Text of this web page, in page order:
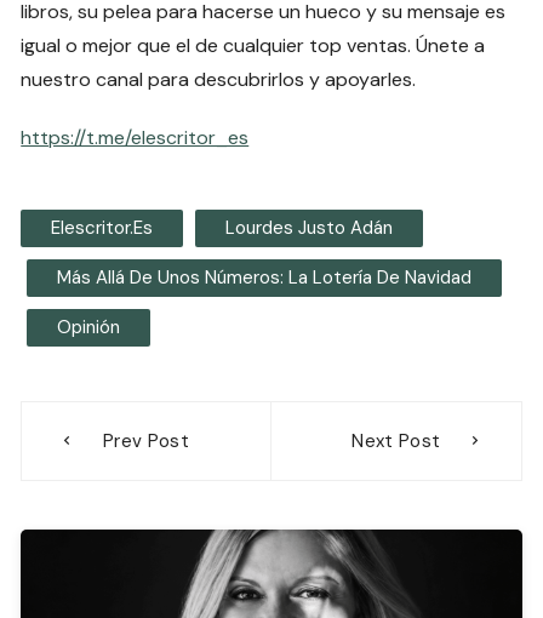
libros, su pelea para hacerse un hueco y su mensaje es
igual o mejor que el de cualquier top ventas. Únete a
nuestro canal para descubrirlos y apoyarles.
https://t.me/elescritor_es
Elescritor.es Lourdes Justo Adán
Más Allá De Unos Números: La Lotería De Navidad
Opinión
Prev Post Next Post